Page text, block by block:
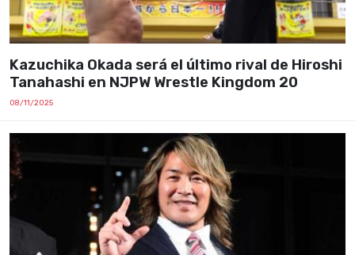
Kazuchika Okada será el último rival de Hiroshi
Tanahashi en NJPW Wrestle Kingdom 20
08/11/2025